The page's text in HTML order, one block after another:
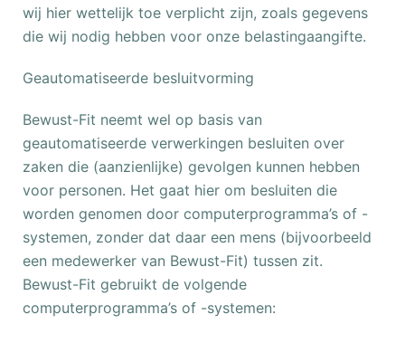
wij hier wettelijk toe verplicht zijn, zoals gegevens
die wij nodig hebben voor onze belastingaangifte.
Geautomatiseerde besluitvorming
Bewust-Fit neemt wel op basis van
geautomatiseerde verwerkingen besluiten over
zaken die (aanzienlijke) gevolgen kunnen hebben
voor personen. Het gaat hier om besluiten die
worden genomen door computerprogramma’s of -
systemen, zonder dat daar een mens (bijvoorbeeld
een medewerker van Bewust-Fit) tussen zit.
Bewust-Fit gebruikt de volgende
computerprogramma’s of -systemen: